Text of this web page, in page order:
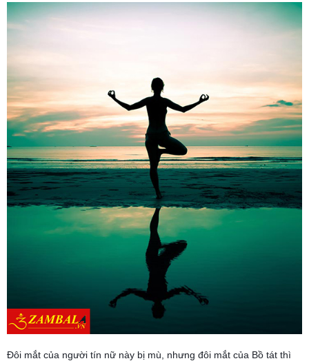
Đôi mắt của người tín nữ này bị mù, nhưng đôi mắt của Bồ tát thì